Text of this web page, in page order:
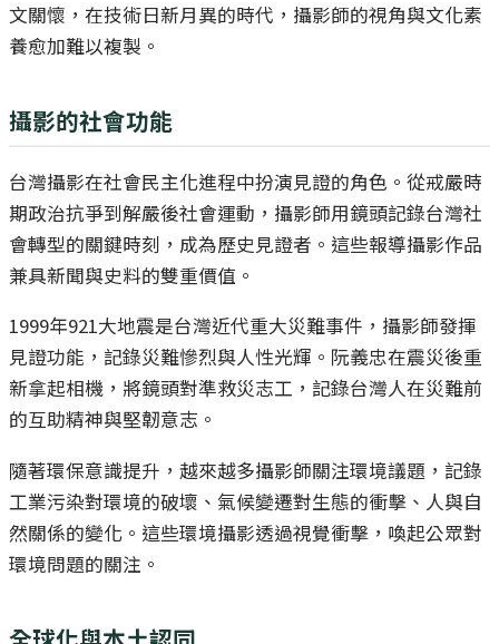
文關懷，在技術日新月異的時代，攝影師的視角與文化素
養愈加難以複製。
攝影的社會功能
台灣攝影在社會民主化進程中扮演見證的角色。從戒嚴時
期政治抗爭到解嚴後社會運動，攝影師用鏡頭記錄台灣社
會轉型的關鍵時刻，成為歷史見證者。這些報導攝影作品
兼具新聞與史料的雙重價值。
1999年921大地震是台灣近代重大災難事件，攝影師發揮
見證功能，記錄災難慘烈與人性光輝。阮義忠在震災後重
新拿起相機，將鏡頭對準救災志工，記錄台灣人在災難前
的互助精神與堅韌意志。
隨著環保意識提升，越來越多攝影師關注環境議題，記錄
工業污染對環境的破壞、氣候變遷對生態的衝擊、人與自
然關係的變化。這些環境攝影透過視覺衝擊，喚起公眾對
環境問題的關注。